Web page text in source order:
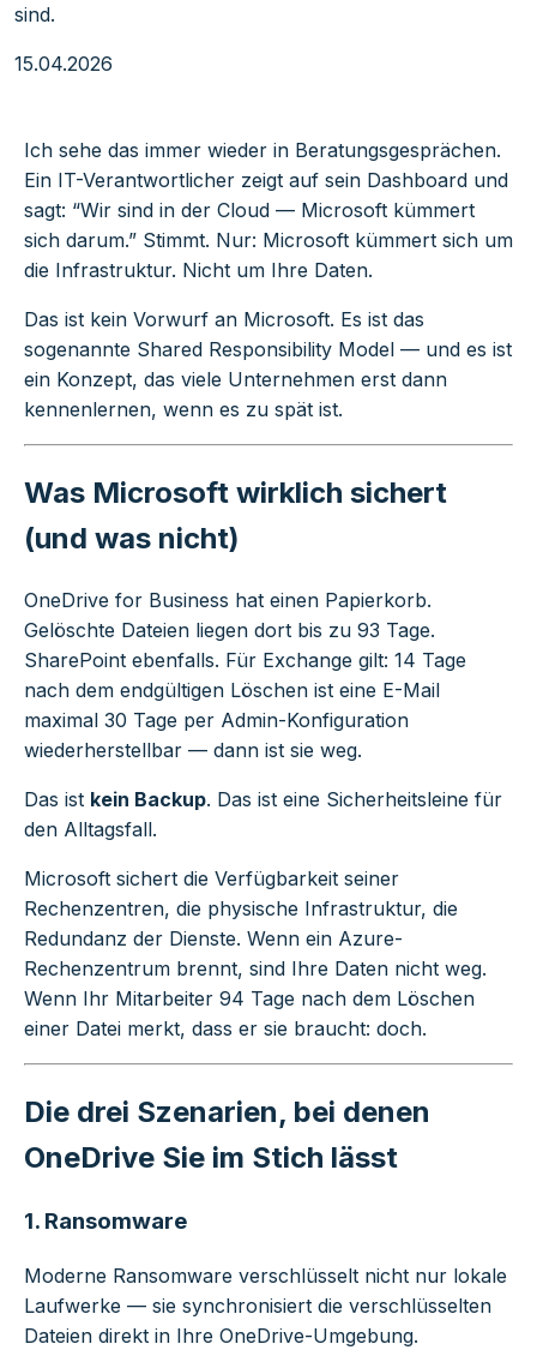
sind.
15.04.2026
Ich sehe das immer wieder in Beratungsgesprächen.
Ein IT-Verantwortlicher zeigt auf sein Dashboard und
sagt: “Wir sind in der Cloud — Microsoft kümmert
sich darum.” Stimmt. Nur: Microsoft kümmert sich um
die Infrastruktur. Nicht um Ihre Daten.
Das ist kein Vorwurf an Microsoft. Es ist das
sogenannte Shared Responsibility Model — und es ist
ein Konzept, das viele Unternehmen erst dann
kennenlernen, wenn es zu spät ist.
Was Microsoft wirklich sichert
(und was nicht)
OneDrive for Business hat einen Papierkorb.
Gelöschte Dateien liegen dort bis zu 93 Tage.
SharePoint ebenfalls. Für Exchange gilt: 14 Tage
nach dem endgültigen Löschen ist eine E-Mail
maximal 30 Tage per Admin-Konfiguration
wiederherstellbar — dann ist sie weg.
Das ist kein Backup. Das ist eine Sicherheitsleine für
den Alltagsfall.
Microsoft sichert die Verfügbarkeit seiner
Rechenzentren, die physische Infrastruktur, die
Redundanz der Dienste. Wenn ein Azure-
Rechenzentrum brennt, sind Ihre Daten nicht weg.
Wenn Ihr Mitarbeiter 94 Tage nach dem Löschen
einer Datei merkt, dass er sie braucht: doch.
Die drei Szenarien, bei denen
OneDrive Sie im Stich lässt
1. Ransomware
Moderne Ransomware verschlüsselt nicht nur lokale
Laufwerke — sie synchronisiert die verschlüsselten
Dateien direkt in Ihre OneDrive-Umgebung.